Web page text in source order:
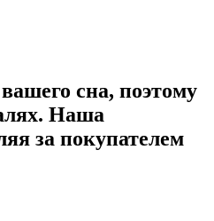
сна, поэтому
Наша
за покупателем